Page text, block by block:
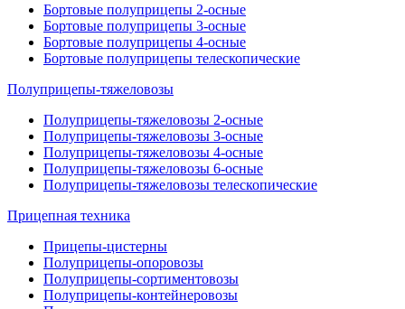
Бортовые полуприцепы 2-осные
Бортовые полуприцепы 3-осные
Бортовые полуприцепы 4-осные
Бортовые полуприцепы телескопические
Полуприцепы-тяжеловозы
Полуприцепы-тяжеловозы 2-осные
Полуприцепы-тяжеловозы 3-осные
Полуприцепы-тяжеловозы 4-осные
Полуприцепы-тяжеловозы 6-осные
Полуприцепы-тяжеловозы телескопические
Прицепная техника
Прицепы-цистерны
Полуприцепы-опоровозы
Полуприцепы-сортиментовозы
Полуприцепы-контейнеровозы